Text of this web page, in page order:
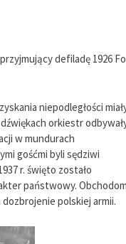
defiladę 1926
niepodległości
orkiestr
w mundurach
gośćmi byli sędziwi
r. święto zostało
państwowy.
polskiej armii.